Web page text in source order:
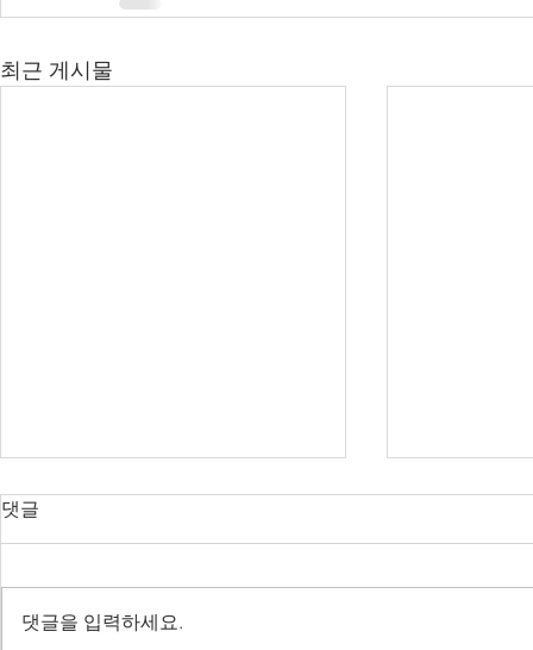
최근 게시물
댓글
댓글을 입력하세요.